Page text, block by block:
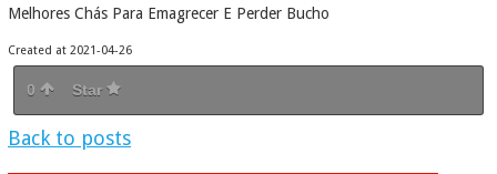
Melhores Chás Para Emagrecer E Perder Bucho
Created at 2021-04-26
0 Star
Back to posts